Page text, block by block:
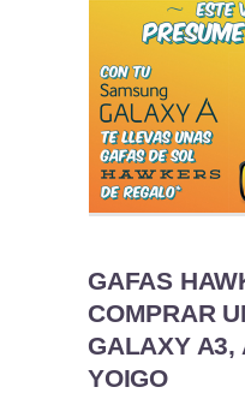
GAFAS
COMPRAR
GALAXY A3,
YOIGO